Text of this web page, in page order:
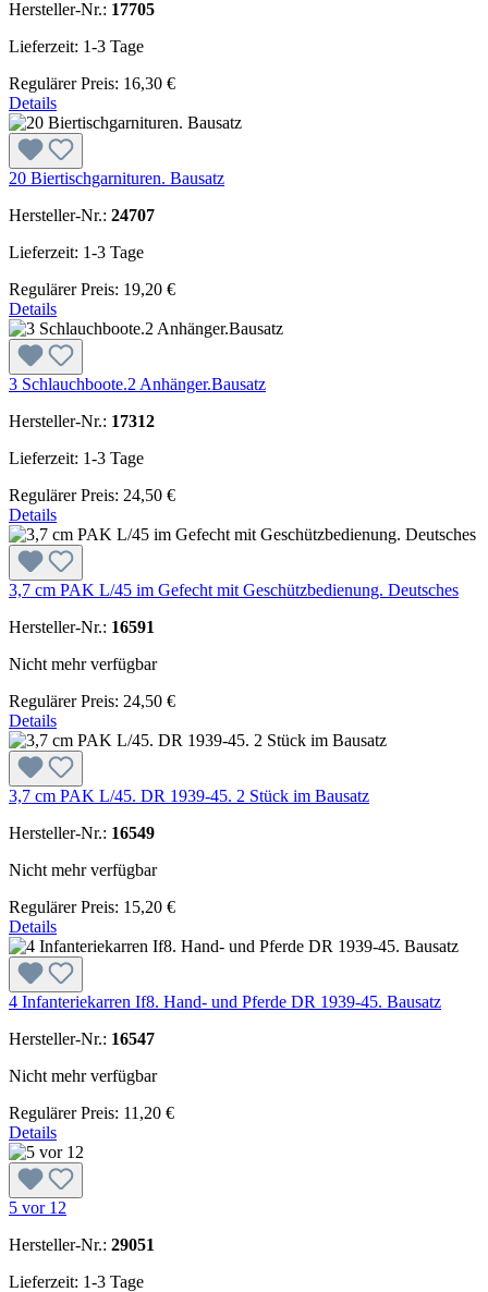
Hersteller-Nr.: 17705
Lieferzeit: 1-3 Tage
Regulärer Preis: 16,30 €
Details
20 Biertischgarnituren. Bausatz
Hersteller-Nr.: 24707
Lieferzeit: 1-3 Tage
Regulärer Preis: 19,20 €
Details
3 Schlauchboote.2 Anhänger.Bausatz
Hersteller-Nr.: 17312
Lieferzeit: 1-3 Tage
Regulärer Preis: 24,50 €
Details
3,7 cm PAK L/45 im Gefecht mit Geschützbedienung. Deutsches
Hersteller-Nr.: 16591
Nicht mehr verfügbar
Regulärer Preis: 24,50 €
Details
3,7 cm PAK L/45. DR 1939-45. 2 Stück im Bausatz
Hersteller-Nr.: 16549
Nicht mehr verfügbar
Regulärer Preis: 15,20 €
Details
4 Infanteriekarren If8. Hand- und Pferde DR 1939-45. Bausatz
Hersteller-Nr.: 16547
Nicht mehr verfügbar
Regulärer Preis: 11,20 €
Details
5 vor 12
Hersteller-Nr.: 29051
Lieferzeit: 1-3 Tage